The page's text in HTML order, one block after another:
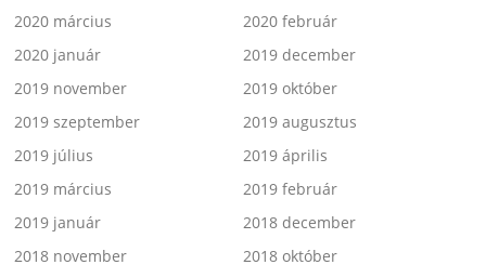
2020 március
2020 február
2020 január
2019 december
2019 november
2019 október
2019 szeptember
2019 augusztus
2019 július
2019 április
2019 március
2019 február
2019 január
2018 december
2018 november
2018 október